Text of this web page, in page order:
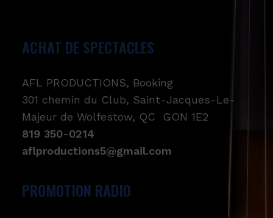
ACHAT DE SPECTACLES
AFL PRODUCTIONS, Booking
301 chemin du Club, Saint-Jacques-Le-
Majeur de Wolfestow, QC GON 1E2
819 350-0214
aflproductions5@gmail.com
PROMOTION RADIO